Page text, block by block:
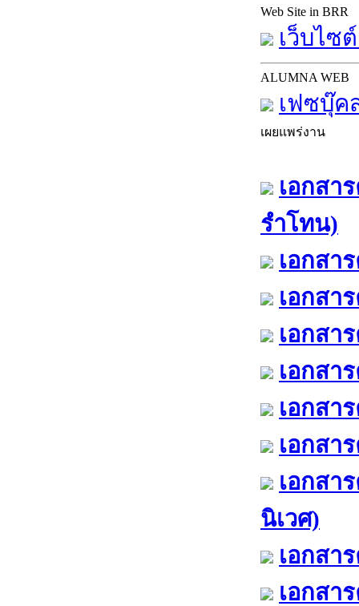
Web Site in BRR
เว็บไซ
ALUMNA WEB
เฟซบุ๊ค
เผยแพร่งาน
เอกสา
รำโทน)
เอกสา
เอกสา
เอกสา
เอกสา
เอกสา
เอกสา
เอกสา
นิเวศ)
เอกสา
เอกสา